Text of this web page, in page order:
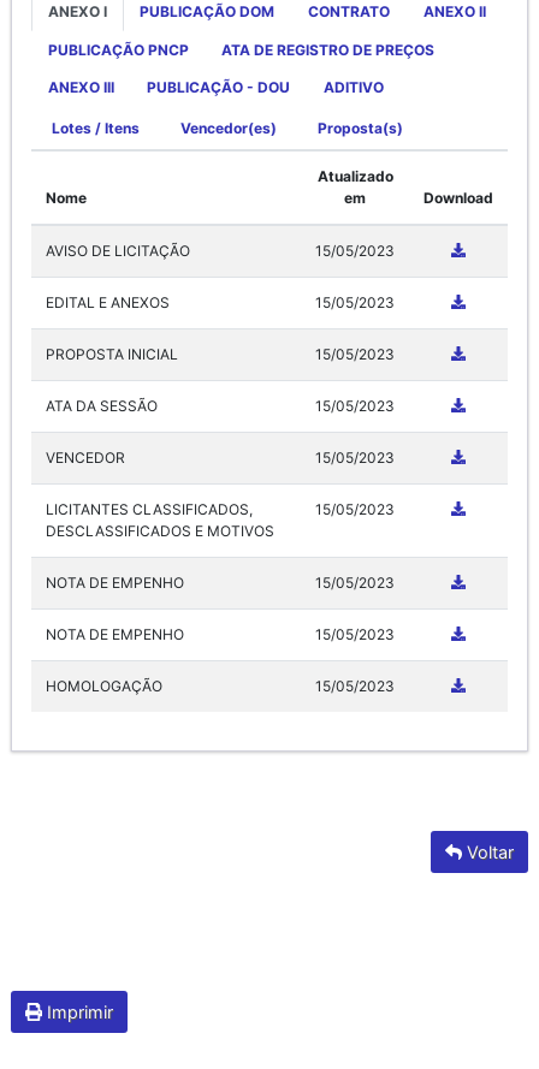
ANEXO I PUBLICAÇÃO DOM CONTRATO ANEXO II
PUBLICAÇÃO PNCP ATA DE REGISTRO DE PREÇOS
ANEXO III PUBLICAÇÃO - DOU ADITIVO
Lotes / Itens Vencedor(es) Proposta(s)
Nome
Atualizado
em
Download
AVISO DE LICITAÇÃO 15/05/2023
EDITAL E ANEXOS 15/05/2023
PROPOSTA INICIAL 15/05/2023
ATA DA SESSÃO 15/05/2023
VENCEDOR 15/05/2023
LICITANTES CLASSIFICADOS,
DESCLASSIFICADOS E MOTIVOS
15/05/2023
NOTA DE EMPENHO 15/05/2023
NOTA DE EMPENHO 15/05/2023
HOMOLOGAÇÃO 15/05/2023
Voltar
Imprimir